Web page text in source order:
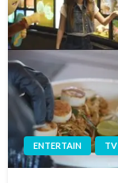
ENTERTAIN TV